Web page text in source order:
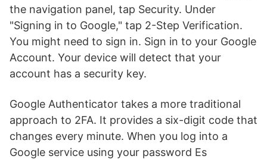
the navigation panel, tap Security. Under
"Signing in to Google," tap 2-Step Verification.
You might need to sign in. Sign in to your Google
Account. Your device will detect that your
account has a security key.
Google Authenticator takes a more traditional
approach to 2FA. It provides a six-digit code that
changes every minute. When you log into a
Google service using your password Es